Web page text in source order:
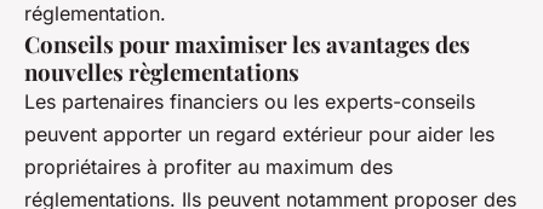
réglementation.
Conseils pour maximiser les avantages des
nouvelles règlementations
Les partenaires financiers ou les experts-conseils
peuvent apporter un regard extérieur pour aider les
propriétaires à profiter au maximum des
réglementations. Ils peuvent notamment proposer des